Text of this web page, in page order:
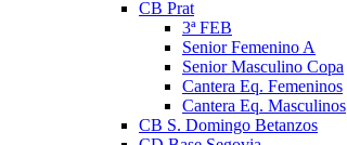
CB Prat
3ª FEB
Senior Femenino A
Senior Masculino Copa
Cantera Eq. Femeninos
Cantera Eq. Masculinos
CB S. Domingo Betanzos